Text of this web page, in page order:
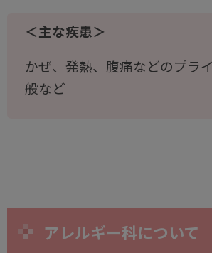
＜主な疾患＞
かぜ、発熱、腹痛などのプラ
般など
アレルギー科について